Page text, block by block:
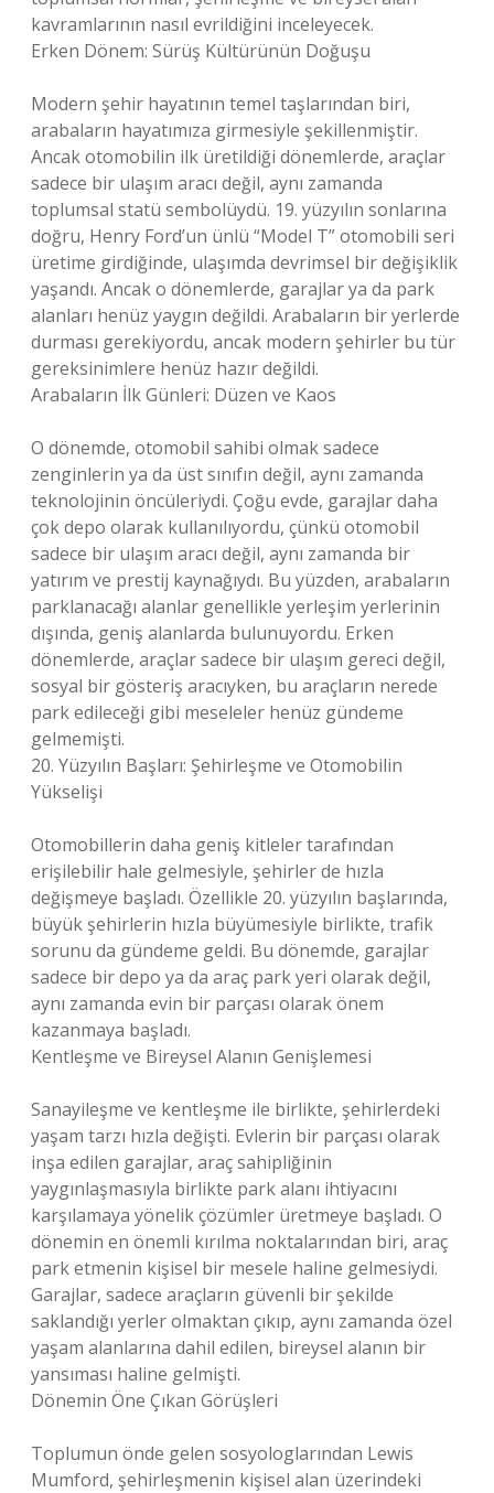
kavramlarının nasıl evrildiğini inceleyecek.
Erken Dönem: Sürüş Kültürünün Doğuşu
Modern şehir hayatının temel taşlarından biri,
arabaların hayatımıza girmesiyle şekillenmiştir.
Ancak otomobilin ilk üretildiği dönemlerde, araçlar
sadece bir ulaşım aracı değil, aynı zamanda
toplumsal statü sembolüydü. 19. yüzyılın sonlarına
doğru, Henry Ford’un ünlü “Model T” otomobili seri
üretime girdiğinde, ulaşımda devrimsel bir değişiklik
yaşandı. Ancak o dönemlerde, garajlar ya da park
alanları henüz yaygın değildi. Arabaların bir yerlerde
durması gerekiyordu, ancak modern şehirler bu tür
gereksinimlere henüz hazır değildi.
Arabaların İlk Günleri: Düzen ve Kaos
O dönemde, otomobil sahibi olmak sadece
zenginlerin ya da üst sınıfın değil, aynı zamanda
teknolojinin öncüleriydi. Çoğu evde, garajlar daha
çok depo olarak kullanılıyordu, çünkü otomobil
sadece bir ulaşım aracı değil, aynı zamanda bir
yatırım ve prestij kaynağıydı. Bu yüzden, arabaların
parklanacağı alanlar genellikle yerleşim yerlerinin
dışında, geniş alanlarda bulunuyordu. Erken
dönemlerde, araçlar sadece bir ulaşım gereci değil,
sosyal bir gösteriş aracıyken, bu araçların nerede
park edileceği gibi meseleler henüz gündeme
gelmemişti.
20. Yüzyılın Başları: Şehirleşme ve Otomobilin
Yükselişi
Otomobillerin daha geniş kitleler tarafından
erişilebilir hale gelmesiyle, şehirler de hızla
değişmeye başladı. Özellikle 20. yüzyılın başlarında,
büyük şehirlerin hızla büyümesiyle birlikte, trafik
sorunu da gündeme geldi. Bu dönemde, garajlar
sadece bir depo ya da araç park yeri olarak değil,
aynı zamanda evin bir parçası olarak önem
kazanmaya başladı.
Kentleşme ve Bireysel Alanın Genişlemesi
Sanayileşme ve kentleşme ile birlikte, şehirlerdeki
yaşam tarzı hızla değişti. Evlerin bir parçası olarak
inşa edilen garajlar, araç sahipliğinin
yaygınlaşmasıyla birlikte park alanı ihtiyacını
karşılamaya yönelik çözümler üretmeye başladı. O
dönemin en önemli kırılma noktalarından biri, araç
park etmenin kişisel bir mesele haline gelmesiydi.
Garajlar, sadece araçların güvenli bir şekilde
saklandığı yerler olmaktan çıkıp, aynı zamanda özel
yaşam alanlarına dahil edilen, bireysel alanın bir
yansıması haline gelmişti.
Dönemin Öne Çıkan Görüşleri
Toplumun önde gelen sosyologlarından Lewis
Mumford, şehirleşmenin kişisel alan üzerindeki